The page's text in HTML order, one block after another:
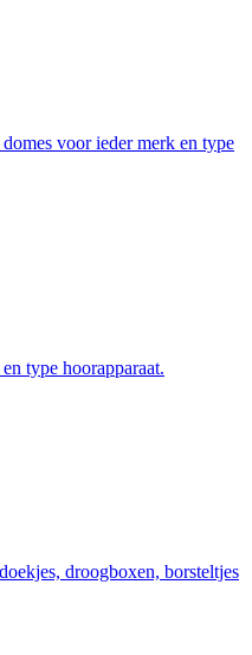
voor ieder merk en type
type hoorapparaat.
droogboxen, borsteltjes